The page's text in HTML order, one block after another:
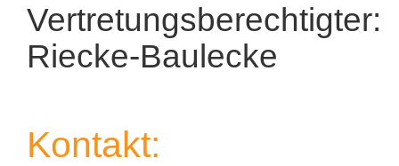
Riecke-Baulecke
Kontakt: